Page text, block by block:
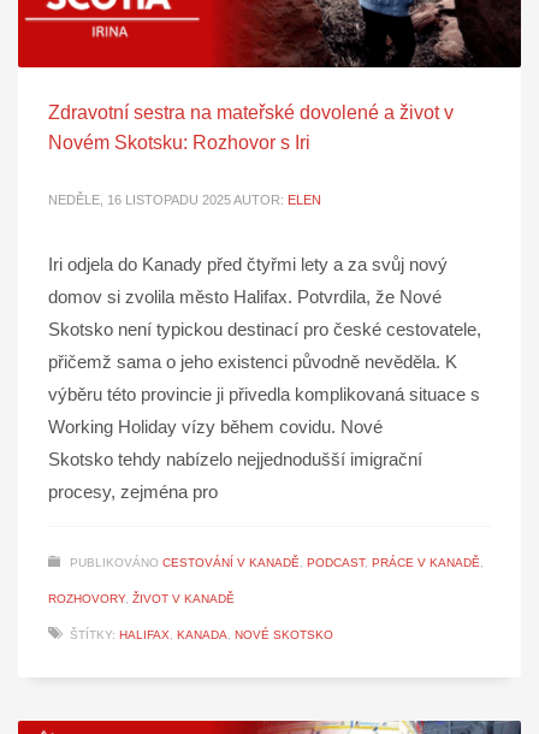
Zdravotní sestra na mateřské dovolené a život v
Novém Skotsku: Rozhovor s Iri
NEDĚLE, 16 LISTOPADU 2025AUTOR: ELEN
Iri odjela do Kanady před čtyřmi lety a za svůj nový
domov si zvolila město Halifax. Potvrdila, že Nové
Skotsko není typickou destinací pro české cestovatele,
přičemž sama o jeho existenci původně nevěděla. K
výběru této provincie ji přivedla komplikovaná situace s
Working Holiday vízy během covidu. Nové
Skotsko tehdy nabízelo nejjednodušší imigrační
procesy, zejména pro
PUBLIKOVÁNO CESTOVÁNÍ V KANADĚ, PODCAST, PRÁCE V KANADĚ,
ROZHOVORY, ŽIVOT V KANADĚ
ŠTÍTKY: HALIFAX, KANADA, NOVÉ SKOTSKO